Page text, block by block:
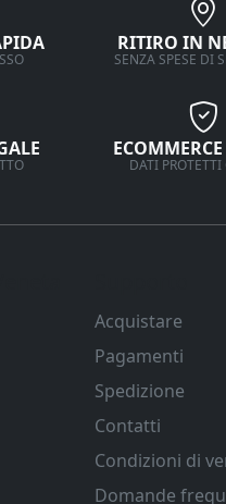
RITIRO IN
SENZA SPESE DI
DATI PROTETTI
Acquistare
Pagamenti
Spedizione
Contatti
Condizioni di
Domande